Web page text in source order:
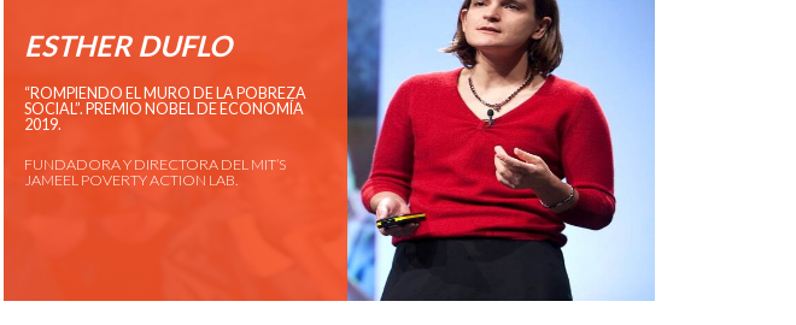
ESTHER DUFLO
“ROMPIENDO EL MURO DE LA POBREZA
SOCIAL”. PREMIO NOBEL DE ECONOMÍA
2019.
FUNDADORA Y DIRECTORA DEL MIT’S
JAMEEL POVERTY ACTION LAB.